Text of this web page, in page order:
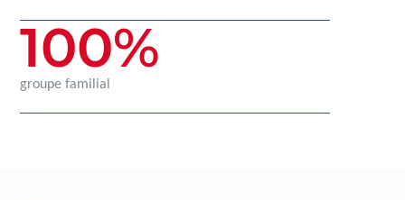
groupe familial
100%